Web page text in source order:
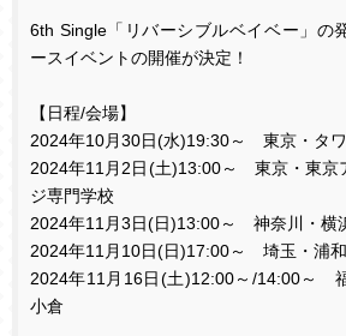
6th Single「リバーシブルベイベー」の
ースイベントの開催が決定！
【日程/会場】
2024年10月30日(水)19:30～ 東京・タ
2024年11 月 2日(土)13:00～ 東京・東京
ジ専門学校
2024年11 月3日(日)13:00～ 神奈川・横
2024年11 月 10日(日)17:00～ 埼玉・浦和
2024年11 月 16日(土)12:00～ /14:00～ 福
小倉